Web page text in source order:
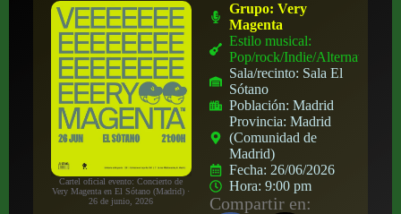
Cartel oficial evento: Concierto de
Very Magenta en El Sótano (Madrid) ·
26 de junio, 2026
Grupo:Very
Magenta
Estilo musical:
Pop/rock/Indie/Alternativo
Sala/recinto: Sala El
Sótano
Población:Madrid
Provincia:Madrid
(Comunidad de
Madrid)
Fecha: 26/06/2026
Hora:9:00 pm
Compartir en: